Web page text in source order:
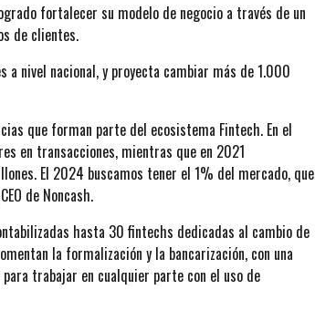
fortalecer su modelo de negocio a través de un
de clientes.
nivel nacional, y proyecta cambiar más de 1.000
que forman parte del ecosistema Fintech. En el
en transacciones, mientras que en 2021
El 2024 buscamos tener el 1% del mercado, que
de Noncash.
hasta 30 fintechs dedicadas al cambio de
la formalización y la bancarización, con una
trabajar en cualquier parte con el uso de